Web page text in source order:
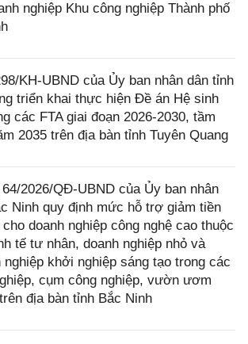
nghiệp Khu công nghiệp Thành phố
KH-UBND của Ủy ban nhân dân tỉnh
triển khai thực hiện Đề án Hệ sinh
các FTA giai đoạn 2026-2030, tầm
2035 trên địa bàn tỉnh Tuyên Quang
2026/QĐ-UBND của Ủy ban nhân
Ninh quy định mức hỗ trợ giảm tiền
doanh nghiệp công nghệ cao thuộc
tế tư nhân, doanh nghiệp nhỏ và
nghiệp khởi nghiệp sáng tạo trong các
cụm công nghiệp, vườn ươm
địa bàn tỉnh Bắc Ninh